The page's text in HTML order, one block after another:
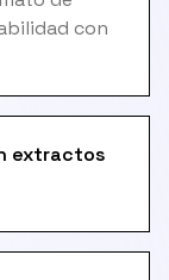
con
extractos